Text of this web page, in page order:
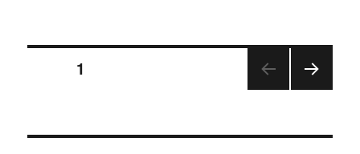
Unterschiede
Seitennummerierung
Beiträge
1
E